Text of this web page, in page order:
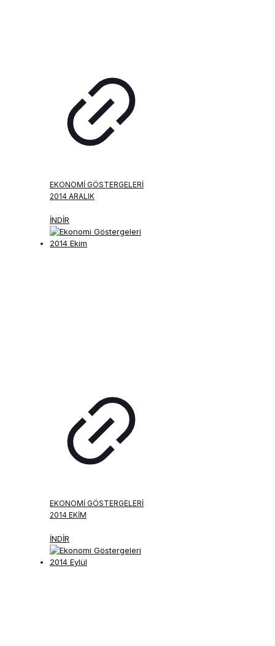
EKONOMI GÖSTERGELERI
2014 ARALIK
İNDİR
EKONOMI GÖSTERGELERI
2014 EKIM
İNDİR